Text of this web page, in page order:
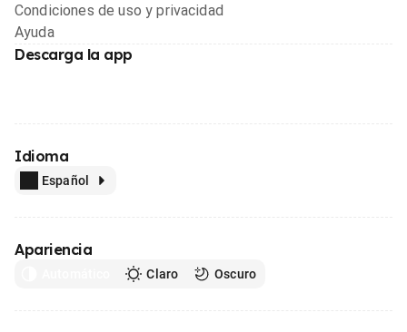
Condiciones de uso y privacidad
Ayuda
Descarga la app
Idioma
Español
Apariencia
Claro Oscuro